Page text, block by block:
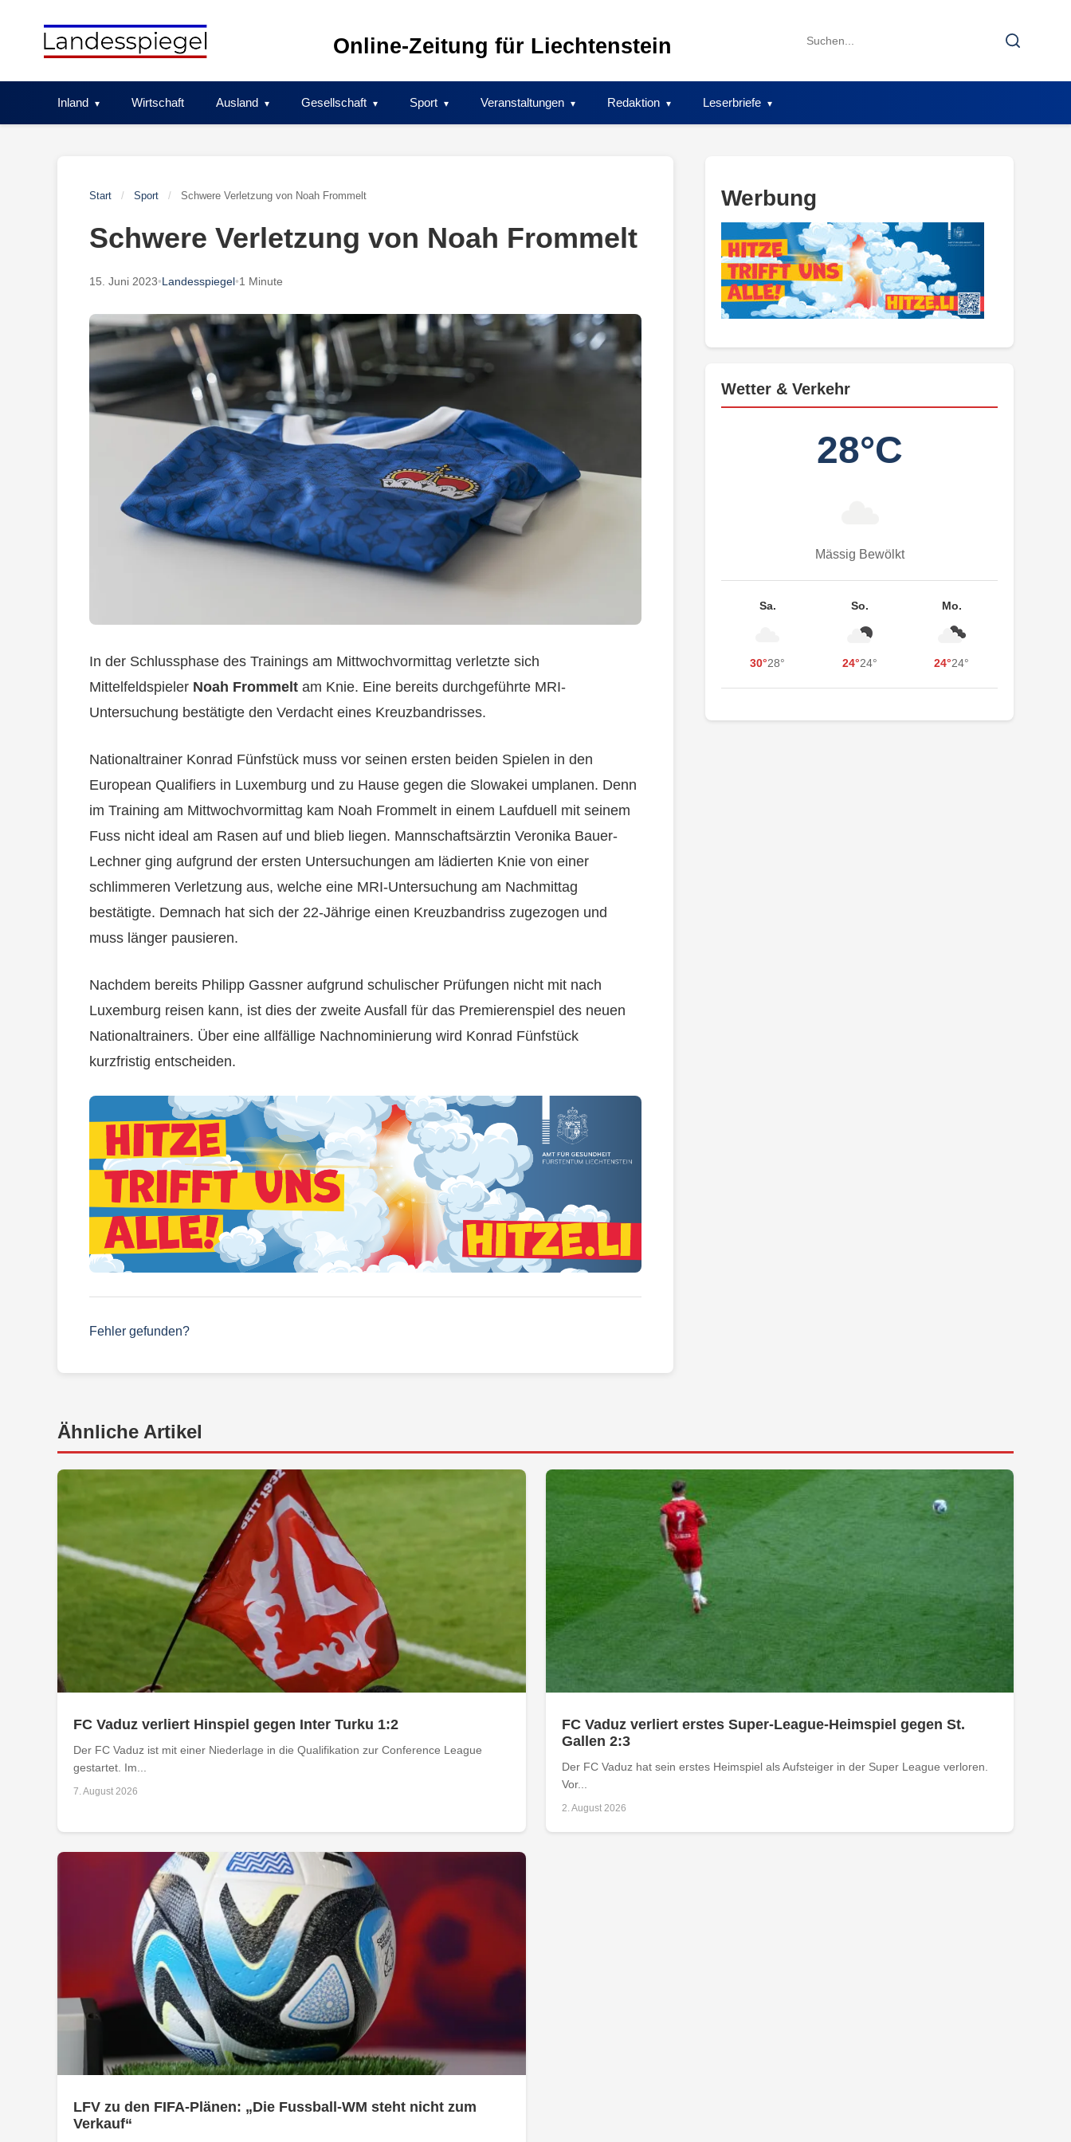
Online-Zeitung für Liechtenstein
Search
Search
Inland Wirtschaft Ausland Gesellschaft Sport Veranstaltungen Redaktion Leserbriefe
Start / Sport / Schwere Verletzung von Noah Frommelt
Schwere Verletzung von Noah Frommelt
15. Juni 2023•Landesspiegel•1 Minute
In der Schlussphase des Trainings am Mittwochvormittag verletzte sich
Mittelfeldspieler Noah Frommelt am Knie. Eine bereits durchgeführte MRI-
Untersuchung bestätigte den Verdacht eines Kreuzbandrisses.
Nationaltrainer Konrad Fünfstück muss vor seinen ersten beiden Spielen in den
European Qualifiers in Luxemburg und zu Hause gegen die Slowakei umplanen. Denn
im Training am Mittwochvormittag kam Noah Frommelt in einem Laufduell mit seinem
Fuss nicht ideal am Rasen auf und blieb liegen. Mannschaftsärztin Veronika Bauer-
Lechner ging aufgrund der ersten Untersuchungen am lädierten Knie von einer
schlimmeren Verletzung aus, welche eine MRI-Untersuchung am Nachmittag
bestätigte. Demnach hat sich der 22-Jährige einen Kreuzbandriss zugezogen und
muss länger pausieren.
Nachdem bereits Philipp Gassner aufgrund schulischer Prüfungen nicht mit nach
Luxemburg reisen kann, ist dies der zweite Ausfall für das Premierenspiel des neuen
Nationaltrainers. Über eine allfällige Nachnominierung wird Konrad Fünfstück
kurzfristig entscheiden.
Fehler gefunden?
Werbung
Wetter & Verkehr
28°C
Mässig Bewölkt
Sa.
30°28°
So.
24°24°
Mo.
24°24°
Ähnliche Artikel
FC Vaduz verliert Hinspiel gegen Inter Turku 1:2
Der FC Vaduz ist mit einer Niederlage in die Qualifikation zur Conference League
gestartet. Im...
7. August 2026
FC Vaduz verliert erstes Super-League-Heimspiel gegen St.
Gallen 2:3
Der FC Vaduz hat sein erstes Heimspiel als Aufsteiger in der Super League verloren.
Vor...
2. August 2026
LFV zu den FIFA-Plänen: „Die Fussball-WM steht nicht zum
Verkauf“